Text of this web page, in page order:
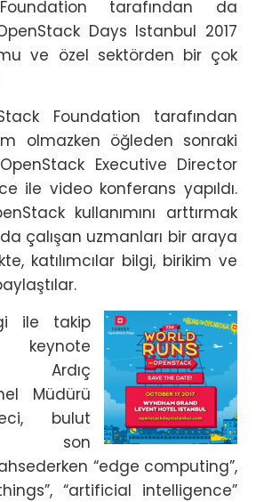
tarafından da
Days Istanbul 2017
ve özel sektörden bir çok
Foundation tarafından
olmazken öğleden sonraki
Executive Director
ile video konferans yapıldı.
kullanımını arttırmak
çalışan uzmanları bir araya
katılımcılar bilgi, birikim ve
ile takip
Ardıç
Müdürü
bulut
son
“edge computing”,
“artificial intelligence”